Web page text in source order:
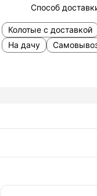
Способ
Колотые с доставкой
На дачу